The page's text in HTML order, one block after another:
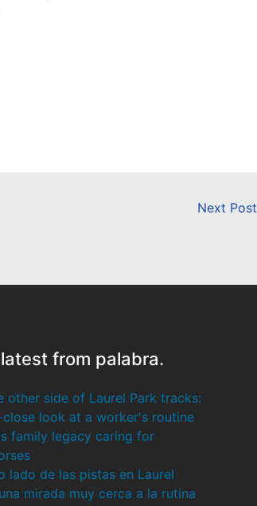
Next Post
from palabra.
other side of Laurel Park tracks:
close look at a worker's routine
family legacy caring for
lado de las pistas en Laurel
mirada muy cerca a la rutina